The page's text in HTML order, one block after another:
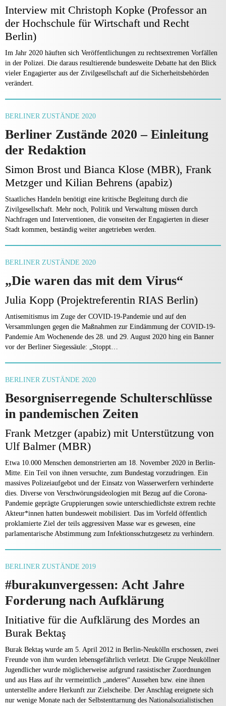
Interview mit Christoph Kopke (Professor an
der Hochschule für Wirtschaft und Recht
Berlin)
Im Jahr 2020 häuften sich Veröffentlichungen zu rechtsextremen Vorfällen
in der Polizei. Die daraus resultierende bundesweite Debatte hat den Blick
vieler Engagierter aus der Zivilgesellschaft auf die Sicherheitsbehörden
verändert.
BERLINER ZUSTÄNDE 2020
Berliner Zustände 2020 – Einleitung
der Redaktion
Simon Brost und Bianca Klose (MBR), Frank
Metzger und Kilian Behrens (apabiz)
Staatliches Handeln benötigt eine kritische Begleitung durch die
Zivilgesellschaft. Mehr noch, Politik und Verwaltung müssen durch
Nachfragen und Interventionen, die vonseiten der Engagierten in dieser
Stadt kommen, beständig weiter angetrieben werden.
BERLINER ZUSTÄNDE 2020
„Die waren das mit dem Virus“
Julia Kopp (Projektreferentin RIAS Berlin)
Antisemitismus im Zuge der COVID-19-Pandemie und auf den
Versammlungen gegen die Maßnahmen zur Eindämmung der COVID-19-
Pandemie Am Wochenende des 28. und 29. August 2020 hing ein Banner
vor der Berliner Siegessäule: „Stoppt…
BERLINER ZUSTÄNDE 2020
Besorgniserregende Schulterschlüsse
in pandemischen Zeiten
Frank Metzger (apabiz) mit Unterstützung von
Ulf Balmer (MBR)
Etwa 10.000 Menschen demonstrierten am 18. November 2020 in Berlin-
Mitte. Ein Teil von ihnen versuchte, zum Bundestag vorzudringen. Ein
massives Polizeiaufgebot und der Einsatz von Wasserwerfern verhinderte
dies. Diverse von Verschwörungsideologien mit Bezug auf die Corona-
Pandemie geprägte Gruppierungen sowie unterschiedlichste extrem rechte
Akteur*innen hatten bundesweit mobilisiert. Das im Vorfeld öffentlich
proklamierte Ziel der teils aggressiven Masse war es gewesen, eine
parlamentarische Abstimmung zum Infektionsschutzgesetz zu verhindern.
BERLINER ZUSTÄNDE 2019
#burakunvergessen: Acht Jahre
Forderung nach Aufklärung
Initiative für die Aufklärung des Mordes an
Burak Bektaş
Burak Bektaş wurde am 5. April 2012 in Berlin-Neukölln erschossen, zwei
Freunde von ihm wurden lebensgefährlich verletzt. Die Gruppe Neuköllner
Jugendlicher wurde möglicherweise aufgrund rassistischer Zuordnungen
und aus Hass auf ihr vermeintlich „anderes“ Aussehen bzw. eine ihnen
unterstellte andere Herkunft zur Zielscheibe. Der Anschlag ereignete sich
nur wenige Monate nach der Selbstenttarnung des Nationalsozialistischen